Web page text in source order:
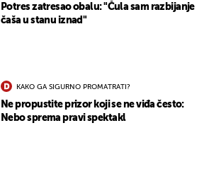
Potres zatresao obalu: "Čula sam razbijanje
čaša u stanu iznad"
KAKO GA SIGURNO PROMATRATI?
Ne propustite prizor koji se ne viđa često:
Nebo sprema pravi spektakl